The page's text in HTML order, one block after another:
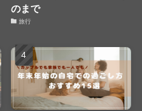
のまで
旅行